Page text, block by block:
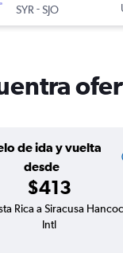
SYR -SJO
de ida y vuelta
desde
$413
Rica a Siracusa
Intl